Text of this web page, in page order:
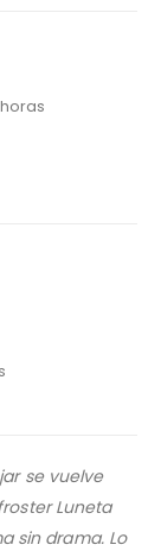
se vuelve
Luneta
sin drama. Lo